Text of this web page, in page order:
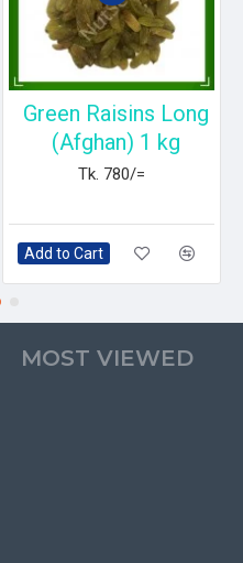
Green Raisins Long
(Afghan) 1 kg
Tk. 780/=
Add to Cart
MOST VIEWED